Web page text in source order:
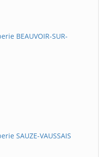
BEAUVOIR-SUR-
SAUZE-VAUSSAIS